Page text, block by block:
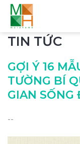
TIN TỨC
GỢI Ý 16
TƯỜNG BÍ
GIAN SỐNG
--